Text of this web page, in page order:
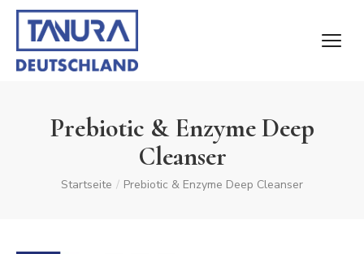
Prebiotic & Enzyme Deep
Cleanser
Startseite / Prebiotic & Enzyme Deep Cleanser